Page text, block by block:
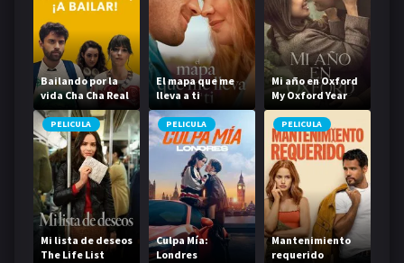
Bailando por la
vida Cha Cha Real
Smooth
El mapa que me
lleva a ti
Mi año en Oxford
My Oxford Year
PELICULA
Mi lista de deseos
The Life List
PELICULA
Culpa Mía:
Londres
PELICULA
Mantenimiento
requerido